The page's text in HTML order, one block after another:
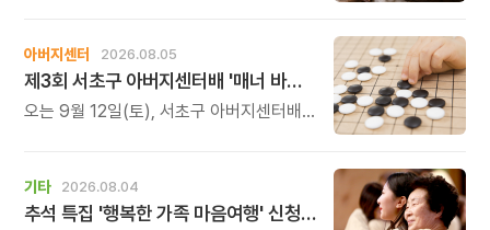
아버지센터 2026.08.05
제3회 서초구 아버지센터배 '매너 바둑왕' 대회
오는 9월 12일(토), 서초구 아버지센터배
기타 2026.08.04
추석 특집 '행복한 가족 마음여행' 신청 안내